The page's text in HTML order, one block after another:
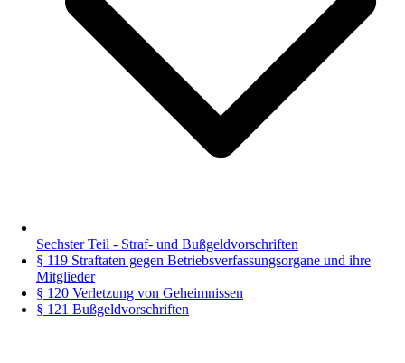
Sechster Teil - Straf- und Bußgeldvorschriften
§ 119 Straftaten gegen Betriebsverfassungsorgane und ihre
Mitglieder
§ 120 Verletzung von Geheimnissen
§ 121 Bußgeldvorschriften